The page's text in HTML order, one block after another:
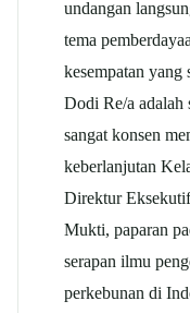
undangan
tema
kesempatan
Dodi Re/a
sangat konsen
keberlanjutan
Direktur
Mukti, paparan
serapan ilmu
perkebunan di